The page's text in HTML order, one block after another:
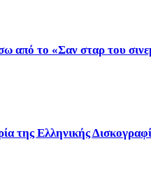
από το «Σαν σταρ του
της Ελληνικής